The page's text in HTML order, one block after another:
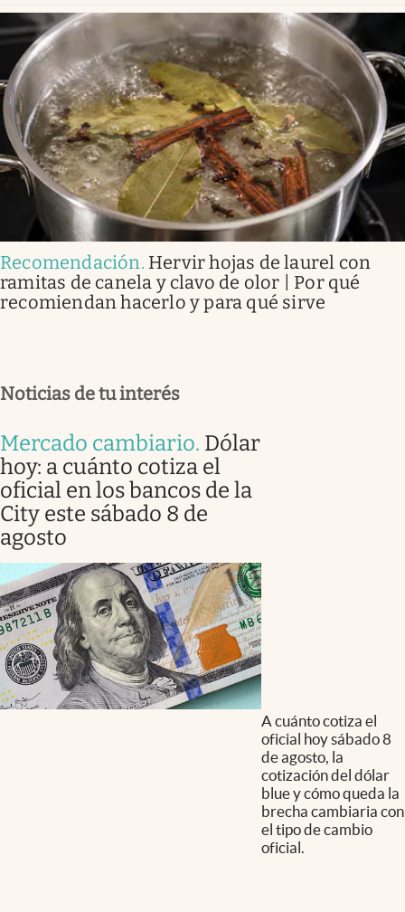
Recomendación. Hervir hojas de laurel con
ramitas de canela y clavo de olor | Por qué
recomiendan hacerlo y para qué sirve
Noticias de tu interés
Mercado cambiario. Dólar
hoy: a cuánto cotiza el
oficial en los bancos de la
City este sábado 8 de
agosto
A cuánto cotiza el
oficial hoy sábado 8
de agosto, la
cotización del dólar
blue y cómo queda la
brecha cambiaria con
el tipo de cambio
oficial.